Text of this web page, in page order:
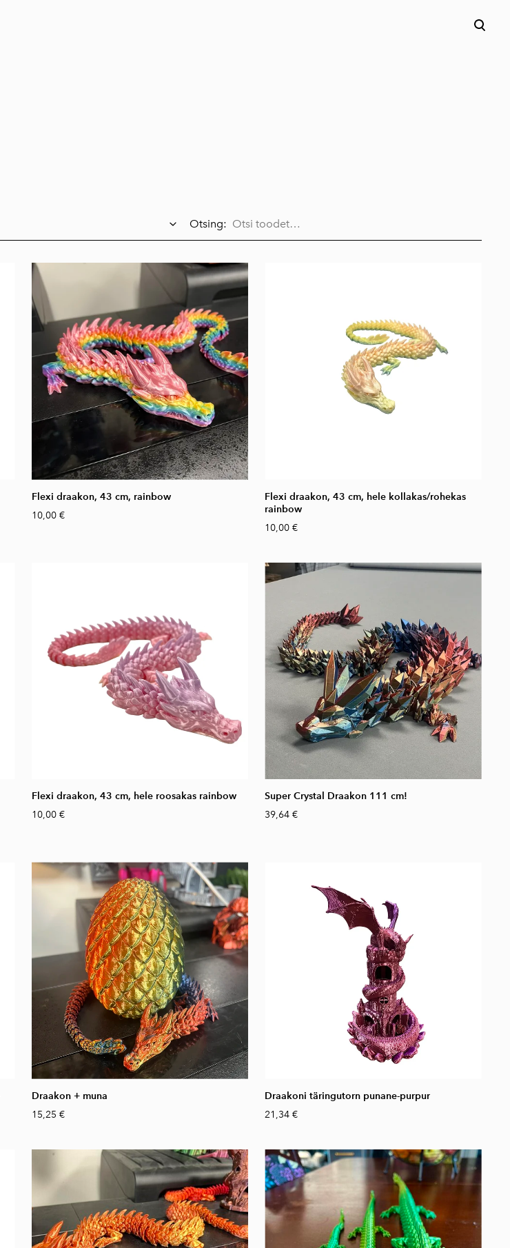
Otsing:
Flexi draakon, 43 cm, rainbow
10,00 €
Flexi draakon, 43 cm, hele kollakas/rohekas
rainbow
10,00 €
Flexi draakon, 43 cm, hele roosakas rainbow
10,00 €
Super Crystal Draakon 111 cm!
39,64 €
Draakon + muna
15,25 €
Draakoni täringutorn punane-purpur
21,34 €